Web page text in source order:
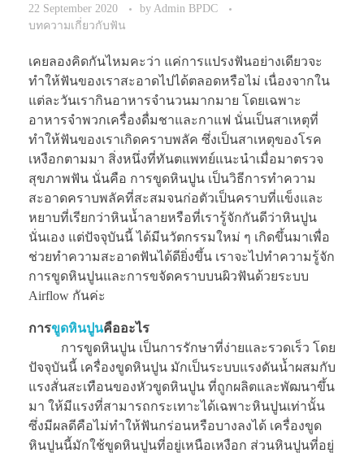
22 September 2020 by Admin BPDC
บทความเกี่ยวกับฟัน
เคยลองคิดกันไหมคะว่า แค่การแปรงฟันอย่างเดียวจะ
ทำให้ฟันของเราสะอาดไปได้ตลอดหรือไม่ เนื่องจากใน
แต่ละวันเรากินอาหารจำนวนมากมาย โดยเฉพาะ
อาหารจำพวกเครื่องดื่มชาและกาแฟ นั่นเป็นสาเหตุที่
ทำให้ฟันของเราเกิดคราบพลัค ซึ่งเป็นสาเหตุของโรค
เหงือกตามมา สิ่งหนึ่งที่ทันตแพทย์แนะนำเมื่อมาตรวจ
สุขภาพฟัน นั่นคือ การขูดหินปูน เป็นวิธีการทำความ
สะอาดคราบพลัคที่สะสมจนก่อตัวเป็นคราบที่แข็งและ
หยาบที่เรียกว่าหินน้ำลายหรือที่เรารู้จักกันดีว่าหินปูน
นั่นเอง แต่ปัจจุบันนี้ ได้มีนวัตกรรมใหม่ ๆ เกิดขึ้นมาเพื่อ
ช่วยทำความสะอาดฟันได้ดียิ่งขึ้น เราจะไปทำความรู้จัก
การขูดหินปูนและการขจัดคราบบนผิวฟันด้วยระบบ
Airflow กันค่ะ
การขูดหินปูนคืออะไร
การขูดหินปูน เป็นการรักษาที่ง่ายและรวดเร็ว โดย
ปัจจุบันนี้ เครื่องขูดหินปูน มักเป็นระบบแรงดันน้ำผสมกับ
แรงสั่นสะเทือนของหัวขูดหินปูน ที่ถูกผลิตและพัฒนาขึ้น
มา ให้มีแรงที่สามารถกระเทาะได้เฉพาะหินปูนเท่านั้น
ซึ่งมีผลดีคือไม่ทำให้ฟันกร่อนหรือบางลงได้ เครื่องขูด
หินปูนนี้มักใช้ขูดหินปูนที่อยู่เหนือเหงือก ส่วนหินปูนที่อยู่